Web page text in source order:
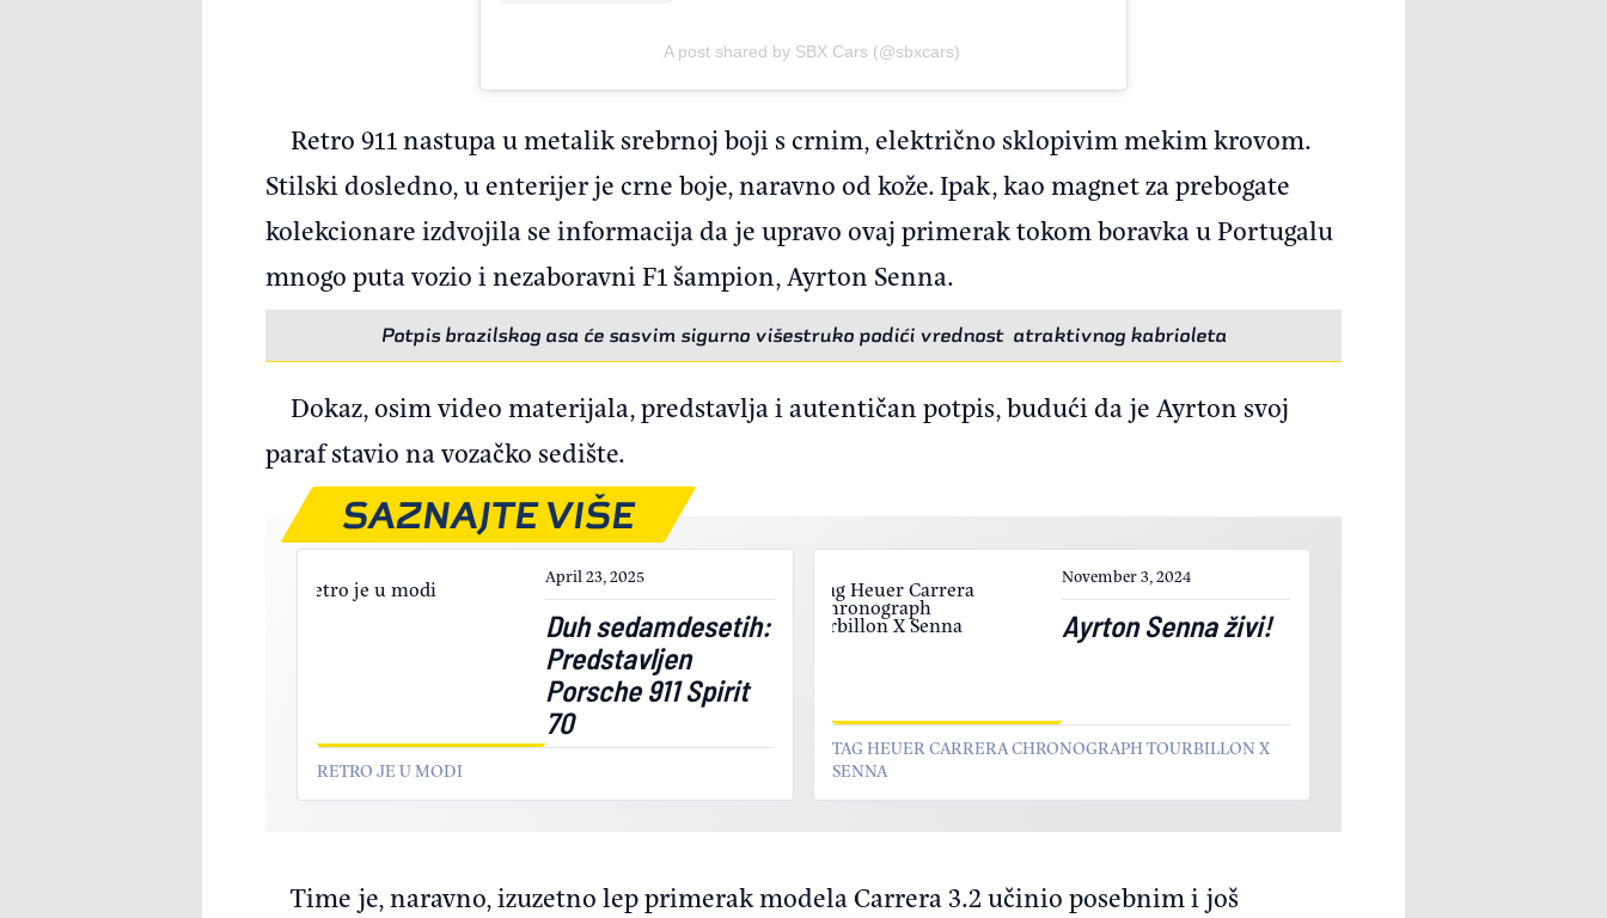
A post shared by SBX Cars (@sbxcars)
Retro 911 nastupa u metalik srebrnoj boji s crnim, električno sklopivim mekim krovom.
Stilski dosledno, u enterijer je crne boje, naravno od kože. Ipak, kao magnet za prebogate
kolekcionare izdvojila se informacija da je upravo ovaj primerak tokom boravka u Portugalu
mnogo puta vozio i nezaboravni F1 šampion, Ayrton Senna.
Potpis brazilskog asa će sasvim sigurno višestruko podići vrednost atraktivnog kabrioleta
Dokaz, osim video materijala, predstavlja i autentičan potpis, budući da je Ayrton svoj
paraf stavio na vozačko sedište.
April 23, 2025
Duh sedamdesetih:
Predstavljen
Porsche 911 Spirit
70
RETRO JE U MODI
November 3, 2024
Ayrton Senna živi!
TAG HEUER CARRERA CHRONOGRAPH TOURBILLON X
SENNA
SAZNAJTE VIŠE
Time je, naravno, izuzetno lep primerak modela Carrera 3.2 učinio posebnim i još